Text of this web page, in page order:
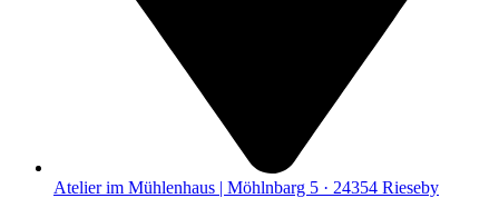
Atelier im Mühlenhaus | Möhlnbarg 5 · 24354 Rieseby